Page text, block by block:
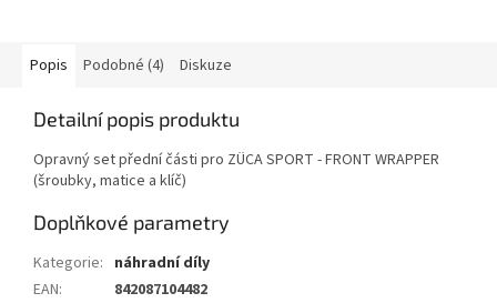
Popis Podobné (4) Diskuze
Detailní popis produktu
Opravný set přední části pro ZÜCA SPORT - FRONT WRAPPER
(šroubky, matice a klíč)
Doplňkové parametry
Kategorie: náhradní díly
EAN: 842087104482